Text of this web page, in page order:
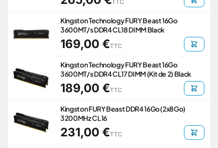
TTC
Kingston Technology FURY Beast 16Go
3600MT/s DDR4 CL18 DIMM Black
169,00 €TTC
Kingston Technology FURY Beast 16Go
3600MT/s DDR4 CL17 DIMM (Kit de 2) Black
189,00 €TTC
Kingston FURY Beast DDR4 16Go (2x8Go)
3200MHz CL16
231,00 €TTC